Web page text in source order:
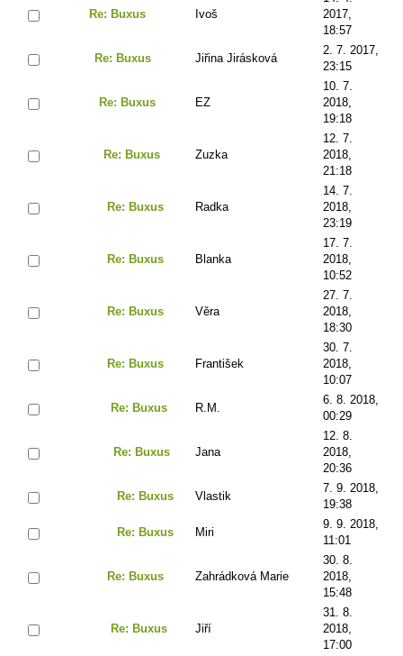
Re: Buxus Ivoš
2017,
18:57
Re: Buxus Jiřina Jirásková
2. 7. 2017,
23:15
Re: Buxus EZ
10. 7.
2018,
19:18
Re: Buxus Zuzka
12. 7.
2018,
21:18
Re: Buxus Radka
14. 7.
2018,
23:19
Re: Buxus Blanka
17. 7.
2018,
10:52
Re: Buxus Věra
27. 7.
2018,
18:30
Re: Buxus František
30. 7.
2018,
10:07
Re: Buxus R.M.
6. 8. 2018,
00:29
Re: Buxus Jana
12. 8.
2018,
20:36
Re: Buxus Vlastik
7. 9. 2018,
19:38
Re: Buxus Miri
9. 9. 2018,
11:01
Re: Buxus Zahrádková Marie
30. 8.
2018,
15:48
Re: Buxus Jiří
31. 8.
2018,
17:00